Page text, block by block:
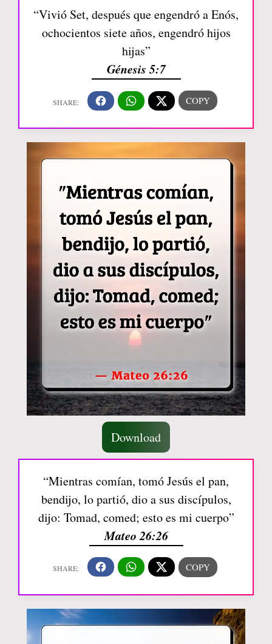
“Vivió Set, después que engendró a Enós,
ochocientos siete años, engendró hijos
hijas”
Génesis 5:7
Download
“Mientras comían, tomó Jesús el pan,
bendijo, lo partió, dio a sus discípulos,
dijo: Tomad, comed; esto es mi cuerpo”
Mateo 26:26